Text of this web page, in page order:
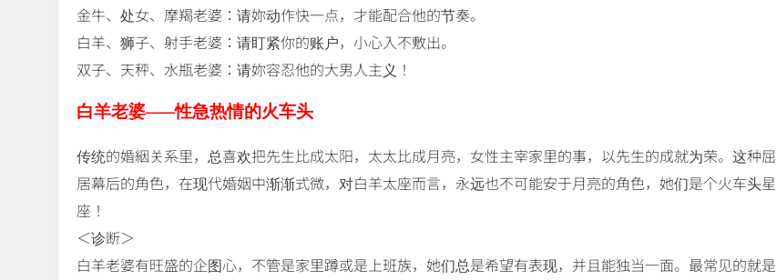
金牛、处女、摩羯老婆：请妳动作快一点，才能配合他的节奏。
白羊、狮子、射手老婆：请盯紧你的账户，小心入不敷出。
双子、天秤、水瓶老婆：请妳容忍他的大男人主义！
白羊老婆——性急热情的火车头
传统的婚絪关系里，总喜欢把先生比成太阳，太太比成月亮，女性主宰家里的事，以先生的成就为荣。这种屈
居幕后的角色，在现代婚姻中渐渐式微，对白羊太座而言，永远也不可能安于月亮的角色，她们是个火车头星
座！
＜诊断＞
白羊老婆有旺盛的企图心，不管是家里蹲或是上班族，她们总是希望有表现，并且能独当一面。最常见的就是